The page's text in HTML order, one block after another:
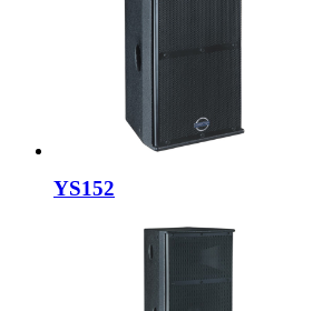
YS152